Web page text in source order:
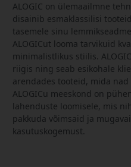
ALOGIC on ülemaailmne
disainib esmaklassilisi
tasemele sinu
ALOGICut looma tarvikuid
minimalistlikus stiilis.
riigis ning seab esikohale
arendades tooteid, mida nad
ALOGICu meeskond on
lahenduste loomisele, mis
pakkuda võimsaid ja
kasutuskogemust.